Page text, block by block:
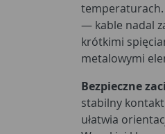
— kable nadal
krótkimi
metalowymi
Bezpieczne
stabilny
ułatwia